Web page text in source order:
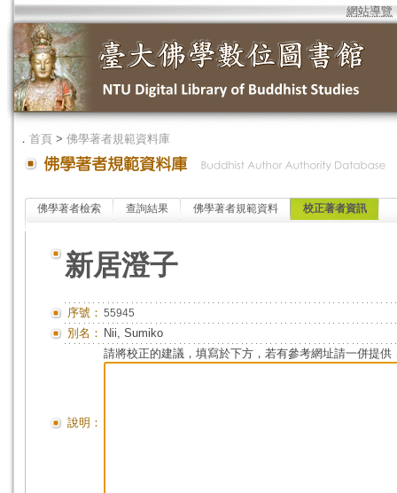
網站導覽
． 首頁 > 佛學著者規範資料庫
佛學著者檢索 查詢結果 佛學著者規範資料 校正著者資訊
新居澄子
序號： 55945
別名： Nii, Sumiko
說明：
請將校正的建議，填寫於下方，若有參考網址請一併提供